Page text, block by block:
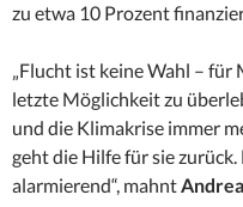
zu etwa 10 Prozent
„Flucht ist keine Wahl –
letzte Möglichkeit zu
und die Klimakrise immer
geht die Hilfe für sie
alarmierend“, mahnt